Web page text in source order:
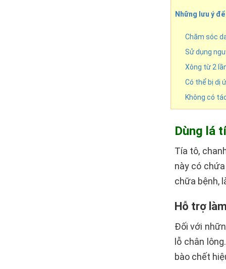
Những lưu ý
Chăm sóc
Sử dụng
Xông từ 2
Có thể bị dị
Không có
Dùng lá
Tía tô,
này có
chữa bệnh,
Hỗ trợ
Đối với
lỗ chân
bào chết